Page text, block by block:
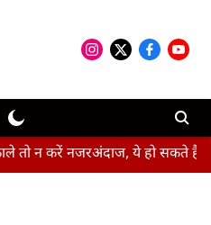
ये हो सकते हैं संकेत